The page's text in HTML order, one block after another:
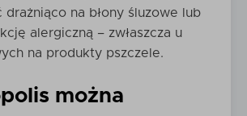
drażniąco na błony śluzowe lub
alergiczną – zwłaszcza u
na produkty pszczele.
można